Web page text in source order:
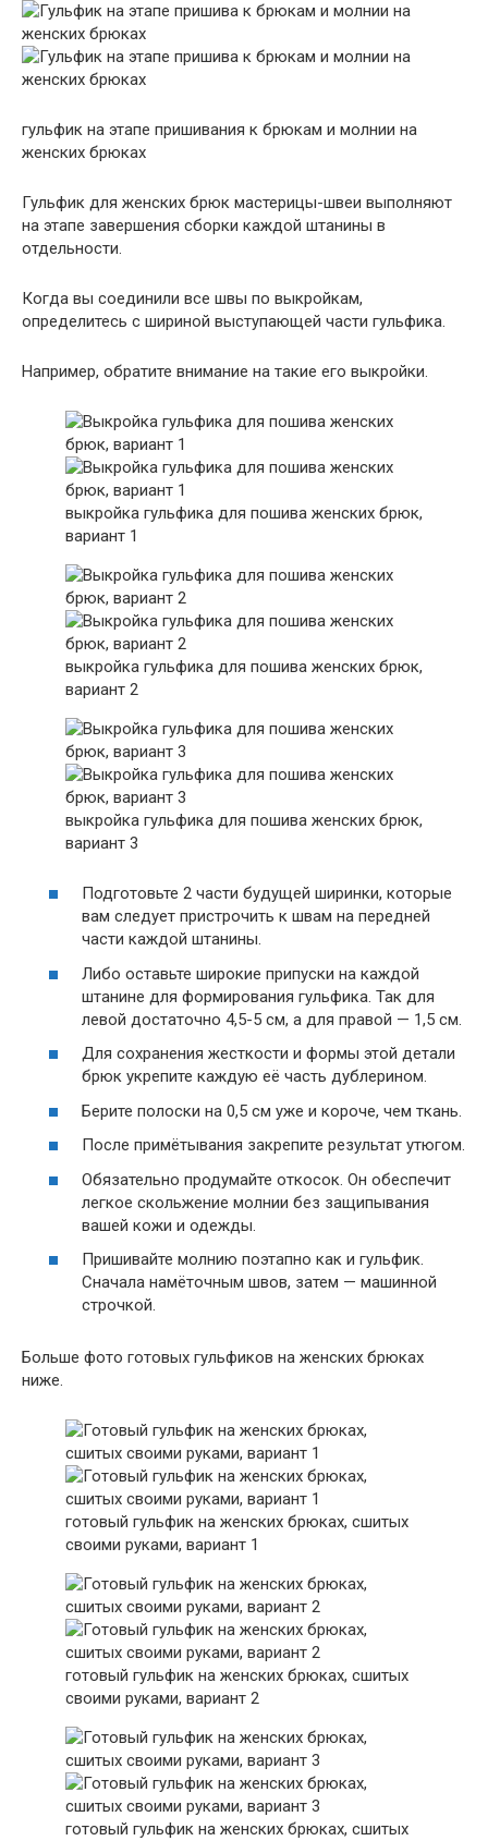
гульфик на этапе пришивания к брюкам и молнии на
женских брюках
Гульфик для женских брюк мастерицы-швеи выполняют
на этапе завершения сборки каждой штанины в
отдельности.
Когда вы соединили все швы по выкройкам,
определитесь с шириной выступающей части гульфика.
Например, обратите внимание на такие его выкройки.
выкройка гульфика для пошива женских брюк,
вариант 1
выкройка гульфика для пошива женских брюк,
вариант 2
выкройка гульфика для пошива женских брюк,
вариант 3
Подготовьте 2 части будущей ширинки, которые
вам следует пристрочить к швам на передней
части каждой штанины.
Либо оставьте широкие припуски на каждой
штанине для формирования гульфика. Так для
левой достаточно 4,5-5 см, а для правой — 1,5 см.
Для сохранения жесткости и формы этой детали
брюк укрепите каждую её часть дублерином.
Берите полоски на 0,5 см уже и короче, чем ткань.
После примётывания закрепите результат утюгом.
Обязательно продумайте откосок. Он обеспечит
легкое скольжение молнии без защипывания
вашей кожи и одежды.
Пришивайте молнию поэтапно как и гульфик.
Сначала намёточным швов, затем — машинной
строчкой.
Больше фото готовых гульфиков на женских брюках
ниже.
готовый гульфик на женских брюках, сшитых
своими руками, вариант 1
готовый гульфик на женских брюках, сшитых
своими руками, вариант 2
готовый гульфик на женских брюках, сшитых